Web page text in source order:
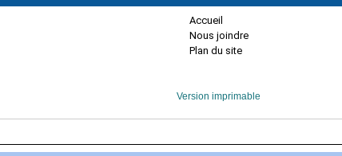
Accueil
Nous joindre
Plan du site
Version imprimable